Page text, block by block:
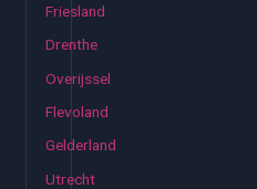
Friesland
Drenthe
Overijssel
Flevoland
Gelderland
Utrecht